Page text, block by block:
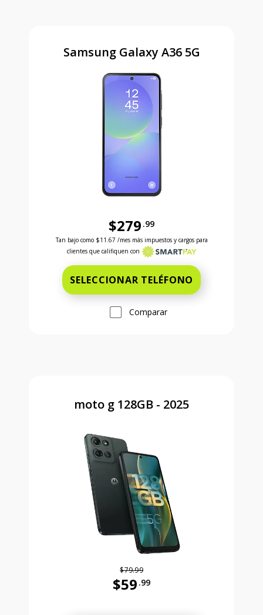
Samsung Galaxy A36 5G
$279 .99
Antes el precio era 279 dollars and 99 cents
Tan bajo como $11.67 /mes más impuestos y cargos para
clientes que califiquen con
SELECCIONAR TELÉFONO
Comparar
moto g 128GB - 2025
$79.99
$59 .99